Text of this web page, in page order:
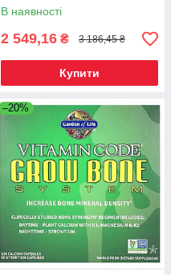
В наявності
2 549,16 ₴ 3 186,45 ₴
Купити
–20%